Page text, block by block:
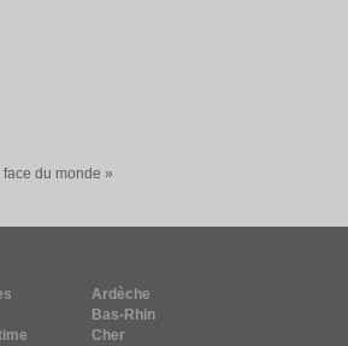
du monde »
Ardèche
Bas-Rhin
Cher